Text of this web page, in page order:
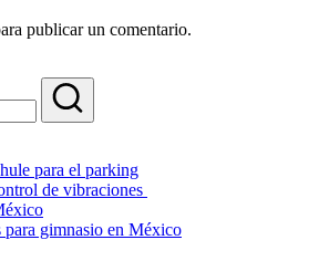
publicar un comentario.
para el parking
de vibraciones
para gimnasio en México